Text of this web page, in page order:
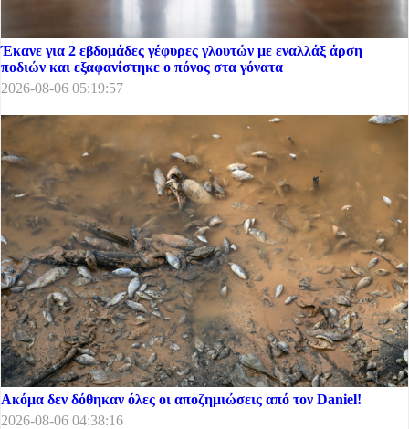
Έκανε για 2 εβδομάδες γέφυρες γλουτών με εναλλάξ άρση
ποδιών και εξαφανίστηκε ο πόνος στα γόνατα
2026-08-06 05:19:57
Ακόμα δεν δόθηκαν όλες οι αποζημιώσεις από τον Daniel!
2026-08-06 04:38:16